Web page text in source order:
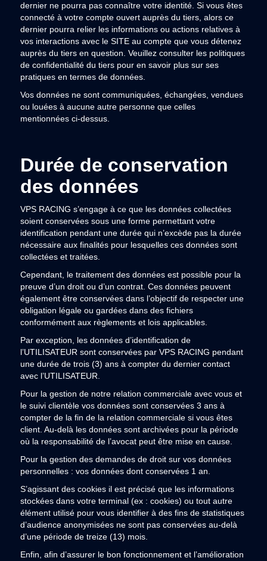
dernier ne pourra pas connaître votre identité. Si vous êtes
connecté à votre compte ouvert auprès du tiers, alors ce
dernier pourra relier les informations ou actions relatives à
vos interactions avec le SITE au compte que vous détenez
auprès du tiers en question. Veuillez consulter les politiques
de confidentialité du tiers pour en savoir plus sur ses
pratiques en termes de données.
Vos données ne sont communiquées, échangées, vendues
ou louées à aucune autre personne que celles
mentionnées ci-dessus.
Durée de conservation
des données
VPS RACING s’engage à ce que les données collectées
soient conservées sous une forme permettant votre
identification pendant une durée qui n’excède pas la durée
nécessaire aux finalités pour lesquelles ces données sont
collectées et traitées.
Cependant, le traitement des données est possible pour la
preuve d’un droit ou d’un contrat. Ces données peuvent
également être conservées dans l’objectif de respecter une
obligation légale ou gardées dans des fichiers
conformément aux règlements et lois applicables.
Par exception, les données d’identification de
l’UTILISATEUR sont conservées par VPS RACING pendant
une durée de trois (3) ans à compter du dernier contact
avec l’UTILISATEUR.
Pour la gestion de notre relation commerciale avec vous et
le suivi clientèle vos données sont conservées 3 ans à
compter de la fin de la relation commerciale si vous êtes
client. Au-delà les données sont archivées pour la période
où la responsabilité de l’avocat peut être mise en cause.
Pour la gestion des demandes de droit sur vos données
personnelles : vos données dont conservées 1 an.
S’agissant des cookies il est précisé que les informations
stockées dans votre terminal (ex : cookies) ou tout autre
élément utilisé pour vous identifier à des fins de statistiques
d’audience anonymisées ne sont pas conservées au-delà
d’une période de treize (13) mois.
Enfin, afin d’assurer le bon fonctionnement et l’amélioration